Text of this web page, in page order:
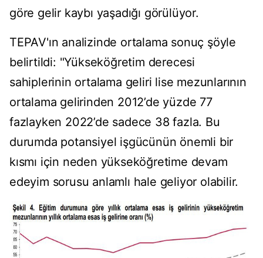
göre gelir kaybı yaşadığı görülüyor.
TEPAV'ın analizinde ortalama sonuç şöyle
belirtildi: "Yükseköğretim derecesi
sahiplerinin ortalama geliri lise mezunlarının
ortalama gelirinden 2012’de yüzde 77
fazlayken 2022’de sadece 38 fazla. Bu
durumda potansiyel işgücünün önemli bir
kısmı için neden yükseköğretime devam
edeyim sorusu anlamlı hale geliyor olabilir.